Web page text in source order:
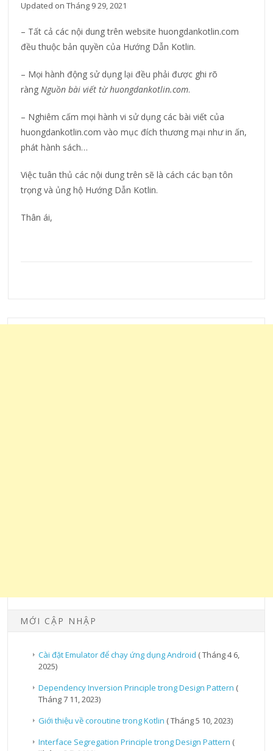
Updated onTháng 9 29, 2021
– Tất cả các nội dung trên website huongdankotlin.com
đều thuộc bản quyền của Hướng Dẫn Kotlin.
– Mọi hành động sử dụng lại đều phải được ghi rõ
ràngNguồn bài viết từ huongdankotlin.com.
– Nghiêm cấm mọi hành vi sử dụng các bài viết của
huongdankotlin.com vào mục đích thương mại như in ấn,
phát hành sách…
Việc tuân thủ các nội dung trên sẽ là cách các bạn tôn
trọng và ủng hộ Hướng Dẫn Kotlin.
Thân ái,
MỚI CẬP NHẬP
Cài đặt Emulator để chạy ứng dụng Android ( Tháng 4 6,
2025)
Dependency Inversion Principle trong Design Pattern (
Tháng 7 11, 2023)
Giới thiệu về coroutine trong Kotlin ( Tháng 5 10, 2023)
Interface Segregation Principle trong Design Pattern (